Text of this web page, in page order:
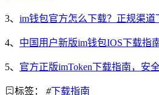
3、 im钱包官方怎么下载？正规渠道
4、 中国用户新版im钱包IOS下载指
5、 官方正版imToken下载指南，安
标签： #下载指南